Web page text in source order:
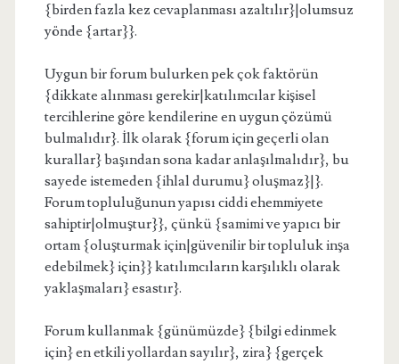
{birden fazla kez cevaplanması azaltılır}|olumsuz
yönde {artar}}.
Uygun bir forum bulurken pek çok faktörün
{dikkate alınması gerekir|katılımcılar kişisel
tercihlerine göre kendilerine en uygun çözümü
bulmalıdır}. İlk olarak {forum için geçerli olan
kurallar} başından sona kadar anlaşılmalıdır}, bu
sayede istemeden {ihlal durumu} oluşmaz}|}.
Forum topluluğunun yapısı ciddi ehemmiyete
sahiptir|olmuştur}}, çünkü {samimi ve yapıcı bir
ortam {oluşturmak için|güvenilir bir topluluk inşa
edebilmek} için}} katılımcıların karşılıklı olarak
yaklaşmaları} esastır}.
Forum kullanmak {günümüzde} {bilgi edinmek
için} en etkili yollardan sayılır}, zira} {gerçek